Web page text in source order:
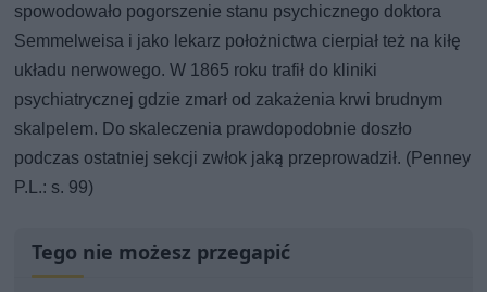
spowodowało pogorszenie stanu psychicznego doktora
Semmelweisa i jako lekarz położnictwa cierpiał też na kiłę
układu nerwowego. W 1865 roku trafił do kliniki
psychiatrycznej gdzie zmarł od zakażenia krwi brudnym
skalpelem. Do skaleczenia prawdopodobnie doszło
podczas ostatniej sekcji zwłok jaką przeprowadził. (Penney
P.L.: s. 99)
Tego nie możesz przegapić